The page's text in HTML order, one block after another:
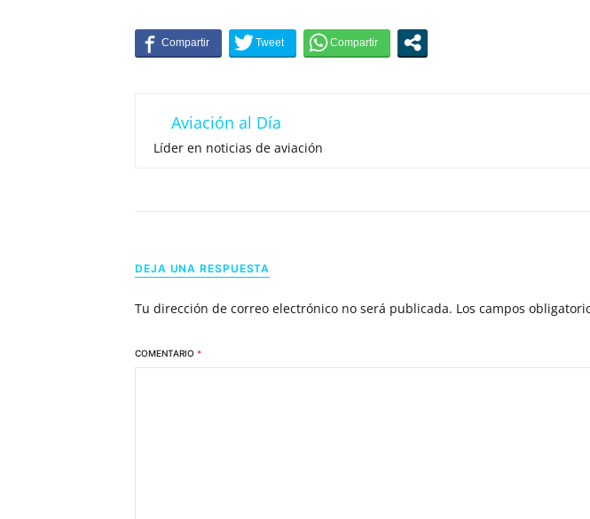
Aviación al Día
Líder en noticias de aviación
DEJA UNA RESPUESTA
Tu dirección de correo electrónico no será publicada. Los campos
COMENTARIO *